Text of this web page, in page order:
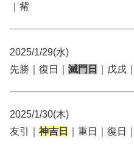
｜觜
2025/1/29(水)
先勝｜復日｜ 滅門日 ｜戊戌
2025/1/30(木)
友引｜ 神吉日 ｜重日｜復日